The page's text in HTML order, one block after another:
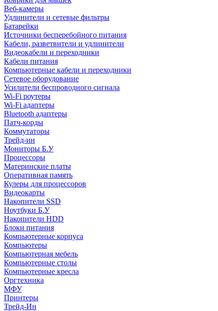
Веб-камеры
Удлинители и сетевые фильтры
Батарейки
Источники бесперебойного питания
Кабели, разветвители и удлинители
Видеокабели и переходники
Кабели питания
Компьютерные кабели и переходники
Сетевое оборудование
Усилители беспроводного сигнала
Wi-Fi роутеры
Wi-Fi адаптеры
Bluetooth адаптеры
Патч-корды
Коммутаторы
Трейд-ин
Мониторы Б.У
Процессоры
Материнские платы
Оперативная память
Кулеры для процессоров
Видеокарты
Накопители SSD
Ноутбуки Б.У
Накопители HDD
Блоки питания
Компьютерные корпуса
Компьютеры
Компьютерная мебель
Компьютерные столы
Компьютерные кресла
Оргтехника
МФУ
Принтеры
Трейд-Ин